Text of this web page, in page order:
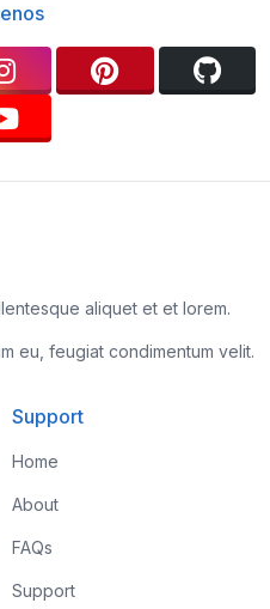
aliquet et et lorem.
eu, feugiat condimentum velit.
Support
Home
About
FAQs
Support